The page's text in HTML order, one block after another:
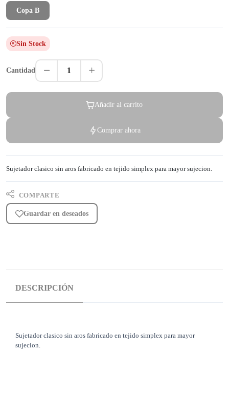
Copa B
Sin Stock
Cantidad 1
Añadir al carrito
Comprar ahora
Sujetador clasico sin aros fabricado en tejido simplex para mayor sujecion.
COMPARTE
Guardar en deseados
DESCRIPCIÓN
Sujetador clasico sin aros fabricado en tejido simplex para mayor
sujecion.